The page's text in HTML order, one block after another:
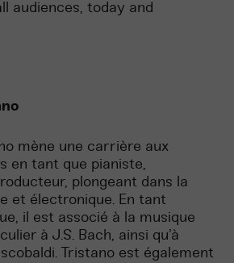
audiences, today and
mène une carrière aux
en tant que pianiste,
plongeant dans la
et électronique. En tant
il est associé à la musique
à J.S. Bach, ainsi qu’à
Tristano est également